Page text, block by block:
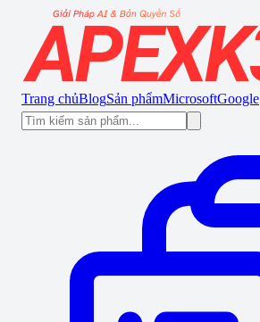
Trang chủBlogSản phẩmMicrosoftGoogle